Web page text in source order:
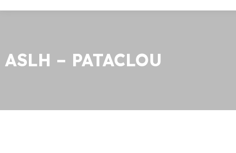
ASLH – PATACLOU